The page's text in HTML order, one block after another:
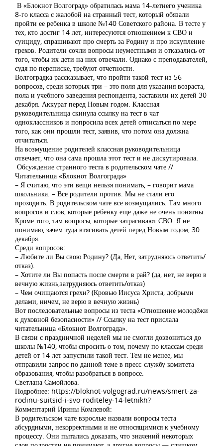
В «Блокнот Волгоград» обратилась мама 14-летнего ученика
8-го класса с жалобой на странный тест, который обязали
пройти ее ребенка в школе №140 Советского района. В тесте у
тех, кто достиг 14 лет, интересуются отношением к СВО и
суициду, спрашивают про смерть за Родину и про искупление
грехов. Родители сочли вопросы неуместными и отказались от
того, чтобы их дети на них отвечали. Однако с преподавателей,
судя по переписке, требуют отчетности.
Волгоградка рассказывает, что пройти такой тест из 56
вопросов, среди которых три – это поля для указания возраста,
пола и учебного заведения респондента, заставили их детей 30
декабря. Аккурат перед Новым годом. Классная
руководительница скинула ссылку на тест в чат
одноклассников и попросила всех детей отписаться по мере
того, как они прошли тест, заявив, что потом она должна
отчитаться.
На возмущение родителей классная руководительница
отвечает, что она сама прошла этот тест и не дискутировала.
Обсуждение странного теста в родительском чате //
Читательница «Блокнот Волгограда»
– Я считаю, что эти вещи нельзя понимать, – говорит мама
школьника. – Все родители против. Мы не стали его
проходить. В родительском чате все возмущались. Там много
вопросов и слов, которые ребенку еще даже не очень понятны.
Кроме того, там вопросы, которые затрагивают СВО. Я не
понимаю, зачем туда втягивать детей перед Новым годом, 30
декабря.
Среди вопросов:
– Любите ли Вы свою Родину? (Да, Нет, затрудняюсь ответить/
отказ).
– Хотите ли Вы попасть после смерти в рай? (да, нет, не верю в
вечную жизнь,затрудняюсь ответить/отказ)
– Чем очищаются грехи? (Кровью Иисуса Христа, добрыми
делами, ничем, не верю в вечную жизнь)
Вот последовательные вопросы из теста «Отношение молодёжи
к духовной безопасности» // Ссылку на тест прислала
читательница «Блокнот Волгограда».
В связи с праздничной неделей мы не смогли дозвониться до
школы №140, чтобы спросить о том, почему по классам среди
детей от 14 лет запустили такой тест. Тем не менее, мы
отправили запрос по данной теме в пресс-службу комитета
образования, чтобы разобраться в вопросе.
Светлана Самойлова.
Подробнее: https://bloknot-volgograd.ru/news/smert-za-
rodinu-suitsid-i-svo-roditeley-14-letnikh?
Комментарий Ирины Комлевой:
В родительском чате взрослые назвали вопросы теста
абсурдными, некорректными и не относящимися к учебному
процессу. Они пытались доказать, что значений некоторых